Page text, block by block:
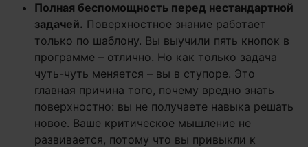
Полная беспомощность перед нестандартной
задачей. Поверхностное знание работает
только по шаблону. Вы выучили пять кнопок в
программе – отлично. Но как только задача
чуть-чуть меняется – вы в ступоре. Это
главная причина того, почему вредно знать
поверхностно: вы не получаете навыка решать
новое. Ваше критическое мышление не
развивается, потому что вы привыкли к